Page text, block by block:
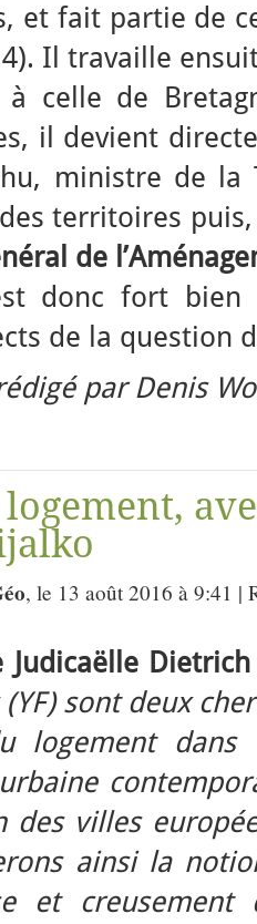
et fait partie de
Il travaille
à celle de
il devient
ministre de la
territoires
de
donc fort bien
de la question
par Denis
, le 13 août 2016 à 9:41 |
Judicaëlle
(YF) sont deux
logement dans
des villes
ainsi la
et creusement